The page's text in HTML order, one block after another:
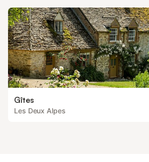
Gîtes
Les Deux Alpes